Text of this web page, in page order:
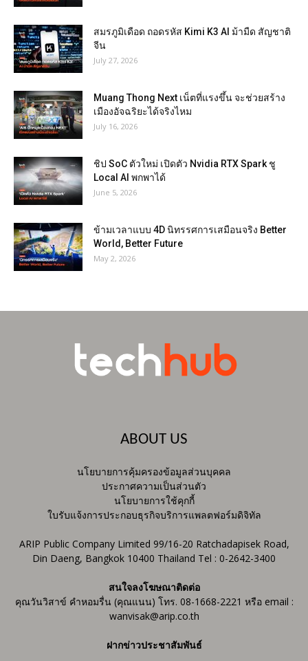
สมรภูมิเดือด ถอดรหัส Kimi K3 AI ม้ามืด สัญชาติ
จีน
July 27, 2026
Muang Thong Next เน็ตที่แรงขึ้น จะช่วยสร้าง
เมืองอัจฉริยะได้จริงไหม
July 16, 2026
ชิป SoC ตัวใหม่ เปิดตัว Nvidia RTX Spark ชู
Local AI พกพาได้
June 5, 2026
ข้ามเวลาแบบ 4D นิทรรศการเสมือนจริง Better
World, Better Future
May 2, 2026
ABOUT US
นโยบายการคุ้มครองข้อมูลส่วนบุคคล
ประกาศความเป็นส่วนตัว
นโยบายการใช้คุกกี้
ใบรับแจ้งการประกอบธุรกิจบริการแพลตฟอร์มดิจิทัล
ARIP Public Company Limited 99/16-20 Ratchadapisek Road,
Din Daeng, Bangkok 10400 Thailand Tel : 0-2642-3400
สนใจลงโฆษณาติดต่อ
คุณวันวิสาข์ คำหอมรื่น (คุณแนน) โทร. 08-1668-2221 หรือ email :
wanvisak@arip.co.th
ฝากข่าวประชาสัมพันธ์